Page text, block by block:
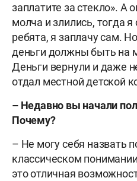
заплатите за стекло». А
молча и злились, тогда
ребята, я заплачу сам.
деньги должны быть на
Деньги вернули и даже
отдал местной детской
– Недавно вы начали
Почему?
– Не могу себя назвать
классическом
это отличная